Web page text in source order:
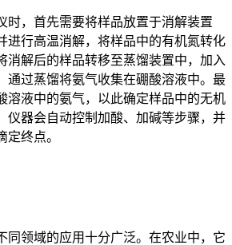
时，首先需要将样品放置于消解装置
进行高温消解，将样品中的有机氮转化
消解后的样品转移至蒸馏装置中，加入
通过蒸馏将氨气收集在硼酸溶液中。最
溶液中的氨气，以此确定样品中的无机
仪器会自动控制加酸、加碱等步骤，并
终点。
同领域的应用十分广泛。在农业中，它